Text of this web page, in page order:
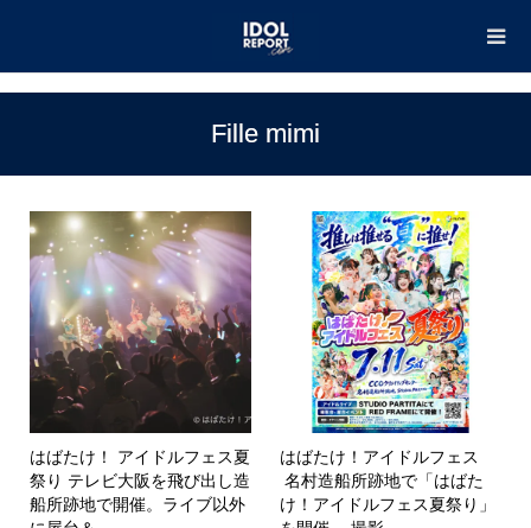
Fille mimi
はばたけ！ アイドルフェス夏
祭り テレビ大阪を飛び出し造
船所跡地で開催。ライブ以外
はばたけ！アイドルフェス
名村造船所跡地で「はばた
け！アイドルフェス夏祭り」